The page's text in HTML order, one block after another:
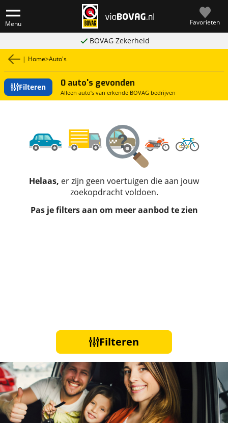
Menu Favorieten
BOVAG Zekerheid
| Home>Auto's
Filteren 0 auto's gevonden
Alleen auto’s van erkende BOVAG bedrijven
Helaas, er zijn geen voertuigen die aan jouw
zoekopdracht voldoen.
Pas je filters aan om meer aanbod te zien
Filteren